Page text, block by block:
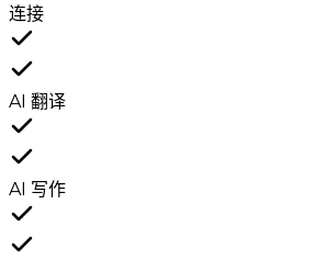
连接
AI 翻译
AI 写作